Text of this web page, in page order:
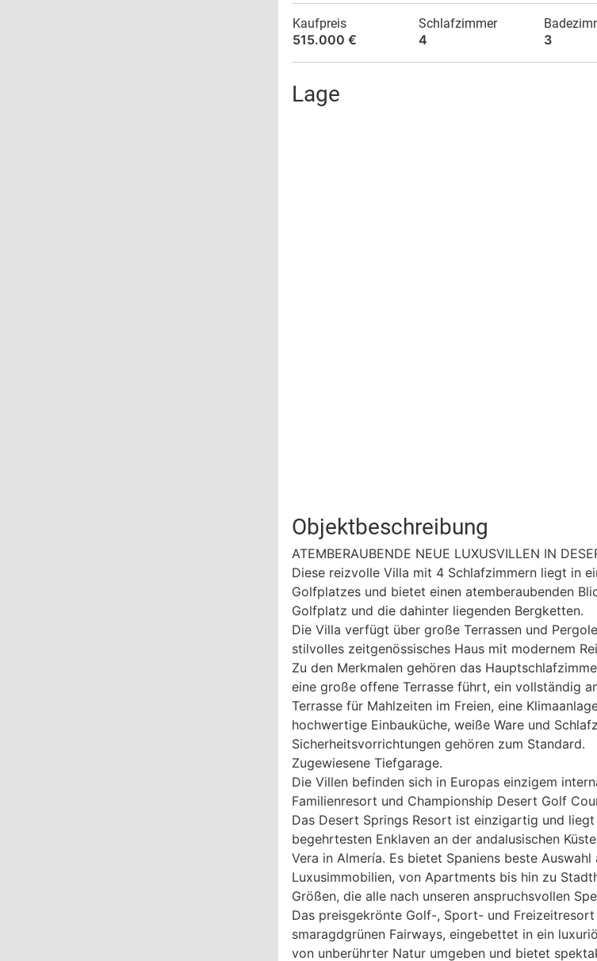
Kaufpreis
515.000 €
Schlafzimmer
4 3
Lage
Objektbeschreibung
ATEMBERAUBENDE NEUE LUXUSVILLEN IN
Diese reizvolle Villa mit 4 Schlafzimmern liegt in
Golfplatzes und bietet einen atemberaubenden
Golfplatz und die dahinter liegenden Bergketten.
Die Villa verfügt über große Terrassen und
stilvolles zeitgenössisches Haus mit modernem
Zu den Merkmalen gehören das
eine große offene Terrasse führt, ein vollständig
Terrasse für Mahlzeiten im Freien, eine
hochwertige Einbauküche, weiße Ware und
Sicherheitsvorrichtungen gehören zum Standard.
Zugewiesene Tiefgarage.
Die Villen befinden sich in Europas einzigem
Familienresort und Championship Desert Golf
Das Desert Springs Resort ist einzigartig und
begehrtesten Enklaven an der andalusischen
Vera in Almería. Es bietet Spaniens beste
Luxusimmobilien, von Apartments bis hin zu
Größen, die alle nach unseren anspruchsvollen
Das preisgekrönte Golf-, Sport- und
smaragdgrünen Fairways, eingebettet in ein
von unberührter Natur umgeben und bietet